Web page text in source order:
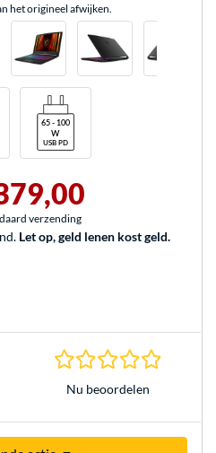
het origineel afwijken.
verzending
Let op, geld lenen kost geld.
Nu beoordelen